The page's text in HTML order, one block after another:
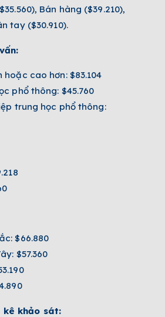
Bán hàng ($39.210),
tay ($30.910).
hoặc cao hơn: $83.104
phổ thông: $45.760
trung học phổ thông:
$66.880
$57.360
kê khảo sát: